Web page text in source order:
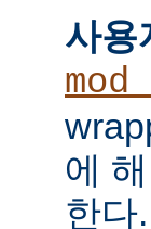
사용
에
한다